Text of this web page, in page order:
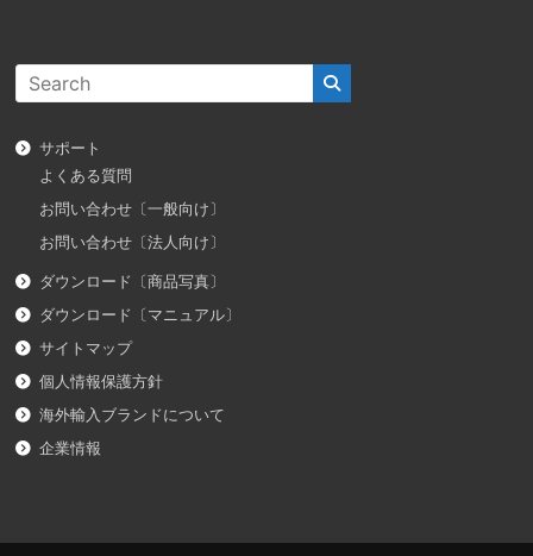
サポート
よくある質問
お問い合わせ〔一般向け〕
お問い合わせ〔法人向け〕
ダウンロード〔商品写真〕
ダウンロード〔マニュアル〕
サイトマップ
個人情報保護方針
海外輸入ブランドについて
企業情報